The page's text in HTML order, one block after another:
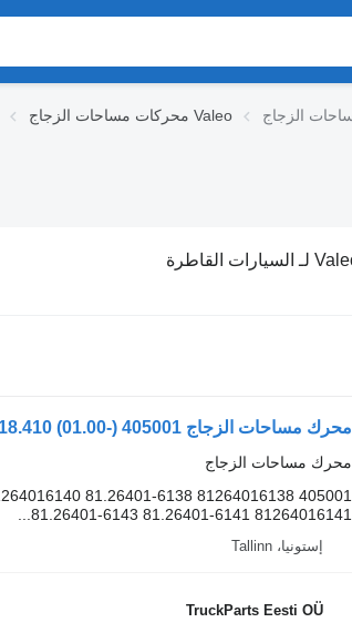
محركات مساحات الزجاج Valeo
محرك مساحات الزجاج
81264016141 81.26401-6141 81.26401-6143...
إستونيا، Tallinn
TruckParts Eesti OÜ